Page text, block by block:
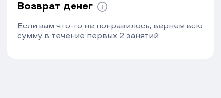
Возврат денег
Если вам что-то не понравилось, вернем всю
сумму в течение первых 2 занятий